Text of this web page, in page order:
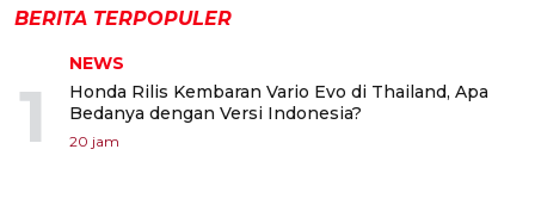
BERITA TERPOPULER
1
NEWS
Honda Rilis Kembaran Vario Evo di Thailand, Apa
Bedanya dengan Versi Indonesia?
20 jam